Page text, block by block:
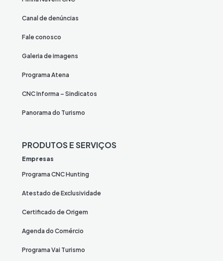
Canal de denúncias
Fale conosco
Galeria de imagens
Programa Atena
CNC Informa – Sindicatos
Panorama do Turismo
PRODUTOS E SERVIÇOS
Empresas
Programa CNC Hunting
Atestado de Exclusividade
Certificado de Origem
Agenda do Comércio
Programa Vai Turismo